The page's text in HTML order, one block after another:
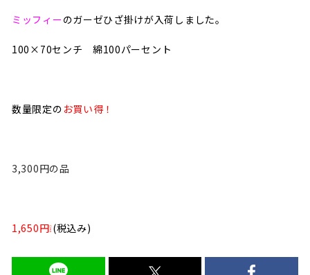
ミッフィーのガーゼひざ掛けが入荷しました。
100×70センチ 綿100パーセント
数量限定の お買い得！
3,300円の品
1,650円❕(税込み)